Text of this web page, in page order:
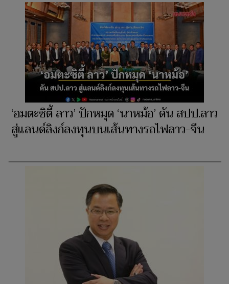
‘อมตะซิตี้ ลาว’ ปักหมุด ‘นาหม้อ’ ดัน สปป.ลาว
สู่แลนด์ลิงก์ลงทุนบนเส้นทางรถไฟลาว-จีน